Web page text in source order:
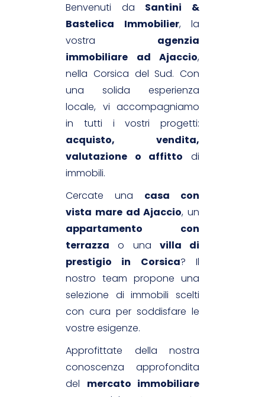
Benvenuti da Santini &
Bastelica Immobilier, la
vostra agenzia
immobiliare ad Ajaccio,
nella Corsica del Sud. Con
una solida esperienza
locale, vi accompagniamo
in tutti i vostri progetti:
acquisto, vendita,
valutazione o affitto di
immobili.
Cercate una casa con
vista mare ad Ajaccio, un
appartamento con
terrazza o una villa di
prestigio in Corsica? Il
nostro team propone una
selezione di immobili scelti
con cura per soddisfare le
vostre esigenze.
Approfittate della nostra
conoscenza approfondita
del mercato immobiliare